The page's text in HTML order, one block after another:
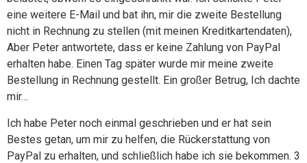
eine weitere E-Mail und bat ihn, mir die zweite Bestellung
nicht in Rechnung zu stellen (mit meinen Kreditkartendaten),
Aber Peter antwortete, dass er keine Zahlung von PayPal
erhalten habe. Einen Tag später wurde mir meine zweite
Bestellung in Rechnung gestellt. Ein großer Betrug, Ich dachte
mir…
Ich habe Peter noch einmal geschrieben und er hat sein
Bestes getan, um mir zu helfen, die Rückerstattung von
PayPal zu erhalten, und schließlich habe ich sie bekommen. 3